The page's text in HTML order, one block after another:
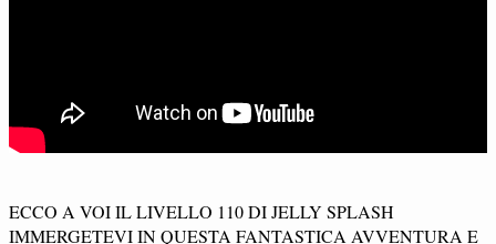
ECCO A VOI IL LIVELLO 110 DI JELLY SPLASH
IMMERGETEVI IN QUESTA FANTASTICA AVVENTURA E